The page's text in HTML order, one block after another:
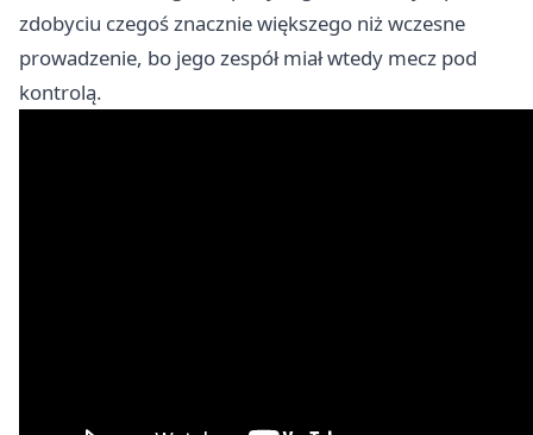
zdobyciu czegoś znacznie większego niż wczesne
prowadzenie, bo jego zespół miał wtedy mecz pod
kontrolą.